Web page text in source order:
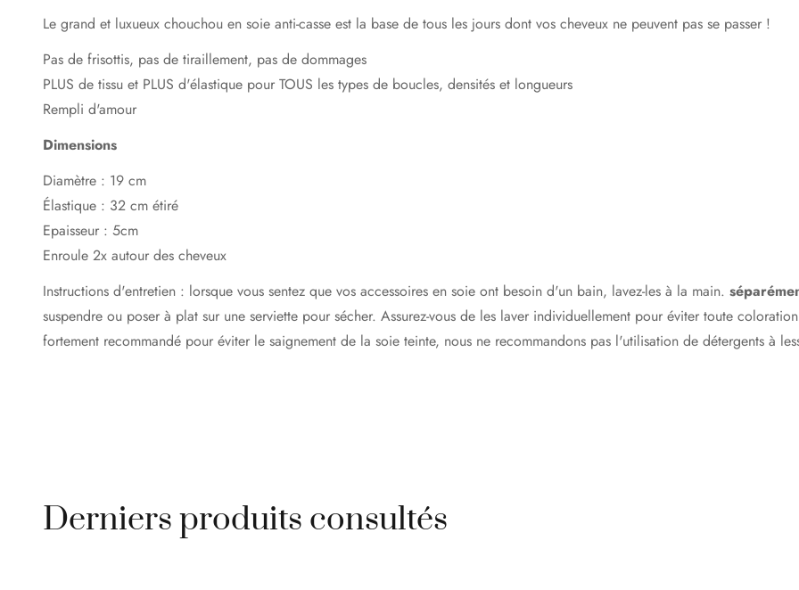
Le grand et luxueux chouchou en soie anti-casse est la base de tous les jours dont vos cheveux ne peuvent pas se passer !
Pas de frisottis, pas de tiraillement, pas de dommages
PLUS de tissu et PLUS d'élastique pour TOUS les types de boucles, densités et longueurs
Rempli d'amour
Dimensions
Diamètre : 19 cm
Élastique : 32 cm étiré
Epaisseur : 5cm
Enroule 2x autour des cheveux
Instructions d'entretien : lorsque vous sentez que vos accessoires en soie ont besoin d'un bain, lavez-les à la main.
suspendre ou poser à plat sur une serviette pour sécher. Assurez-vous de les laver individuellement pour éviter toute
fortement recommandé pour éviter le saignement de la soie teinte, nous ne recommandons pas l'utilisation de détergents à
Derniers produits consultés